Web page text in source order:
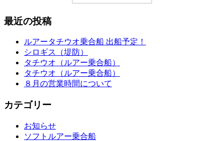
最近の投稿
ルアータチウオ乗合船 出船予定！
シロギス（堤防）
タチウオ（ルアー乗合船）
タチウオ（ルアー乗合船）
８月の営業時間について
カテゴリー
お知らせ
ソフトルアー乗合船